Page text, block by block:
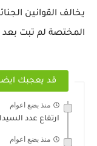
يخالف القوانين
المختصة لم تبت
قد يعجبك
منذ بضع اعوام
ارتفاع عدد
منذ بضع اعوام